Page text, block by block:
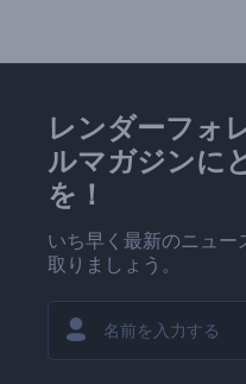
レンダーフォ
ルマガジンに
を！
いち早く最新のニュー
取りましょう。